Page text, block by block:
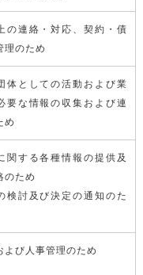
の連絡・対応、契約・債
理のため
体としての活動および業
要な情報の収集および連
め
関する各種情報の提供及
のため
検討及び決定の通知のた
よび人事管理のため